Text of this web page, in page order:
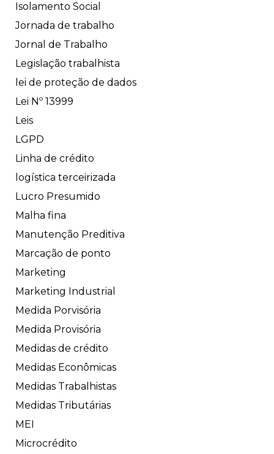
Isolamento Social
Jornada de trabalho
Jornal de Trabalho
Legislação trabalhista
lei de proteção de dados
Lei Nº 13999
Leis
LGPD
Linha de crédito
logística terceirizada
Lucro Presumido
Malha fina
Manutenção Preditiva
Marcação de ponto
Marketing
Marketing Industrial
Medida Porvisória
Medida Provisória
Medidas de crédito
Medidas Econômicas
Medidas Trabalhistas
Medidas Tributárias
MEI
Microcrédito